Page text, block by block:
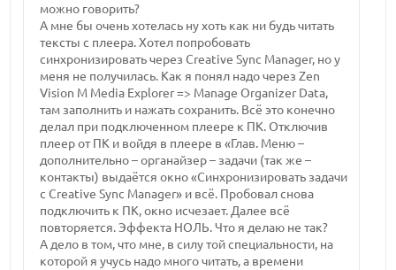
можно говорить?
А мне бы очень хотелась ну хоть как ни будь читать
тексты с плеера. Хотел попробовать
синхронизировать через Creative Sync Manager, но у
меня не получилась. Как я понял надо через Zen
Vision M Media Explorer => Manage Organizer Data,
там заполнить и нажать сохранить. Всё это конечно
делал при подключенном плеере к ПК. Отключив
плеер от ПК и войдя в плеере в «Глав. Меню –
дополнительно – органайзер – задачи (так же –
контакты) выдаётся окно «Синхронизировать задачи
с Creative Sync Manager» и всё. Пробовал снова
подключить к ПК, окно исчезает. Далее всё
повторяется. Эффекта НОЛЬ. Что я делаю не так?
А дело в том, что мне, в силу той специальности, на
которой я учусь надо много читать, а времени